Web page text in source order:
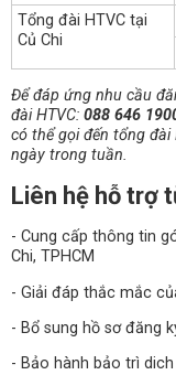
Tổng đài HTVC tại
Củ Chi
Để đáp ứng nhu cầu
đài HTVC: 088 646
có thể gọi đến tổng
ngày trong tuần.
Liên hệ hỗ trợ
- Cung cấp thông tin
Chi, TPHCM
- Giải đáp thắc mắc
- Bổ sung hồ sơ đăng
- Bảo hành bảo trì